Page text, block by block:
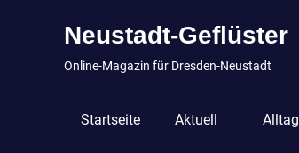
Neustadt-Geflüster
Online-Magazin für Dresden-Neustadt
Startseite Aktuell Alltag